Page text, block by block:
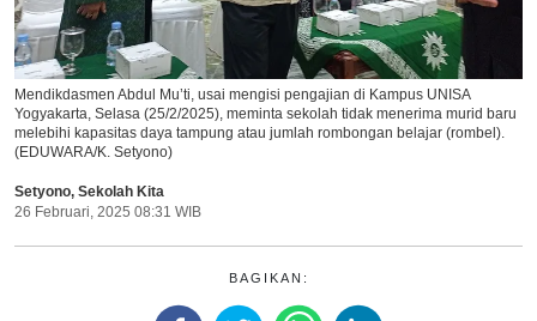
Mendikdasmen Abdul Mu’ti, usai mengisi pengajian di Kampus UNISA
Yogyakarta, Selasa (25/2/2025), meminta sekolah tidak menerima murid baru
melebihi kapasitas daya tampung atau jumlah rombongan belajar (rombel).
(EDUWARA/K. Setyono)
Setyono, Sekolah Kita
26 Februari, 2025 08:31 WIB
BAGIKAN: